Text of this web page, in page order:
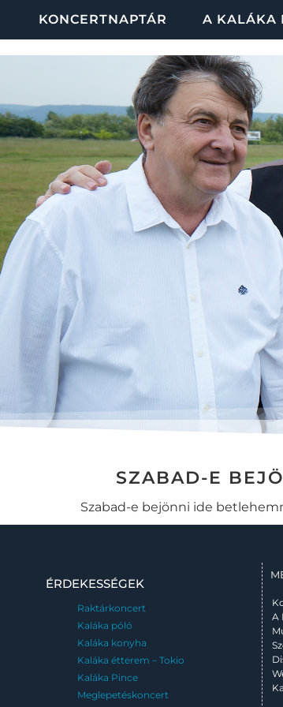
KONCERTNAPTÁR A KALÁKA
SZABAD-E
Szabad-e bejönni ide
ÉRDEKESSÉGEK
Raktárkoncert
Kaláka póló
Kaláka konyha
Kaláka étterem – Tokio
Kaláka Pince
Meglepetéskoncert
A